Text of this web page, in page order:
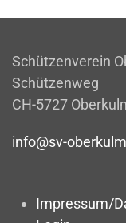
Schützenverein
Schützenweg
CH-5727
info@sv-
Impressum/